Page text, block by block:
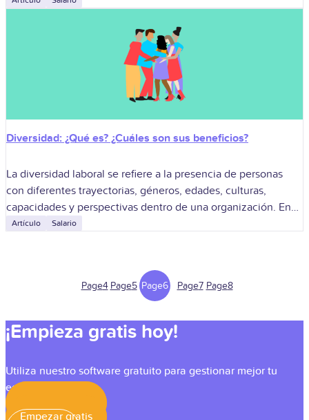
Diversidad: ¿Qué es? ¿Cuáles son sus beneficios?
La diversidad laboral se refiere a la presencia de personas
con diferentes trayectorias, géneros, edades, culturas,
capacidades y perspectivas dentro de una organización. En
Ecuador, donde la Constitución reconoce al
Artículo Salario
Page4 Page5 Page6 Page7 Page8
¡Empieza gratis hoy!
Utiliza nuestro software gratuito para gestionar mejor tu
equipo.
Empezar gratis